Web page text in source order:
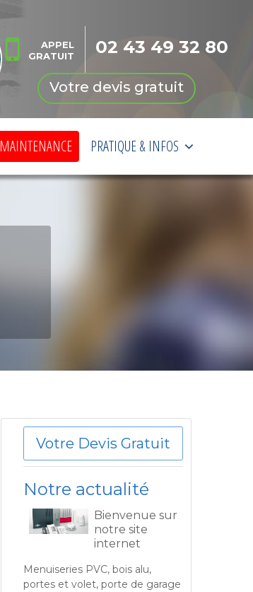
APPEL
GRATUIT
02 43 49 32 80
Votre devis gratuit
MAINTENANCE PRATIQUE & INFOS
Votre Devis Gratuit
Notre actualité
Bienvenue sur
notre site
internet
Menuiseries PVC, bois alu,
portes et volet, porte de garage